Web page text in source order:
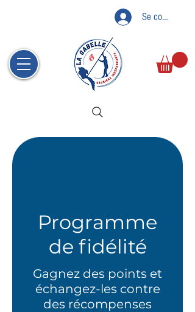
Se connecter
Programme
de fidélité
Gagnez des points et
échangez-les contre
des récompenses